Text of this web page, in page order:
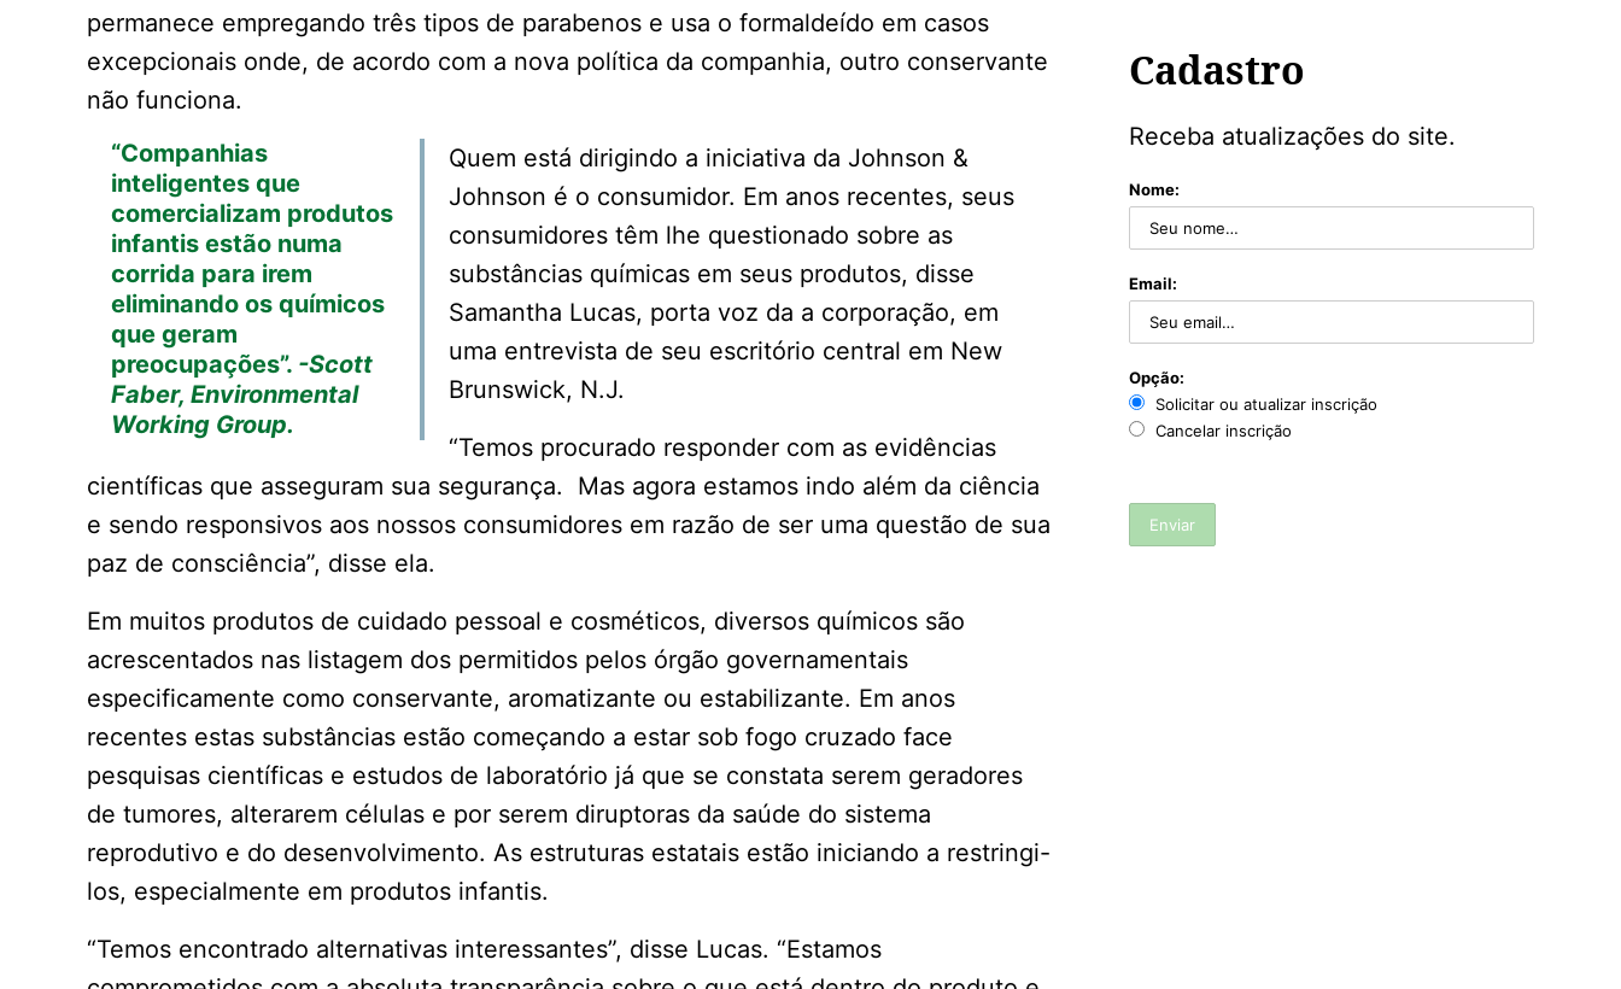
permanece empregando três tipos de parabenos e usa o formaldeído em casos
excepcionais onde, de acordo com a nova política da companhia, outro conservante
não funciona.
“Companhias
inteligentes que
comercializam produtos
infantis estão numa
corrida para irem
eliminando os químicos
que geram
preocupações”. -Scott
Faber, Environmental
Working Group.
Quem está dirigindo a iniciativa da Johnson &
Johnson é o consumidor. Em anos recentes, seus
consumidores têm lhe questionado sobre as
substâncias químicas em seus produtos, disse
Samantha Lucas, porta voz da a corporação, em
uma entrevista de seu escritório central em New
Brunswick, N.J.
“Temos procurado responder com as evidências
científicas que asseguram sua segurança. Mas agora estamos indo além da ciência
e sendo responsivos aos nossos consumidores em razão de ser uma questão de sua
paz de consciência”, disse ela.
Em muitos produtos de cuidado pessoal e cosméticos, diversos químicos são
acrescentados nas listagem dos permitidos pelos órgão governamentais
especificamente como conservante, aromatizante ou estabilizante. Em anos
recentes estas substâncias estão começando a estar sob fogo cruzado face
pesquisas científicas e estudos de laboratório já que se constata serem geradores
de tumores, alterarem células e por serem diruptoras da saúde do sistema
reprodutivo e do desenvolvimento. As estruturas estatais estão iniciando a restringi-
los, especialmente em produtos infantis.
“Temos encontrado alternativas interessantes”, disse Lucas. “Estamos
Cadastro
Receba atualizações do site.
Nome:
Email:
Opção:
Solicitar ou atualizar inscrição
Cancelar inscrição